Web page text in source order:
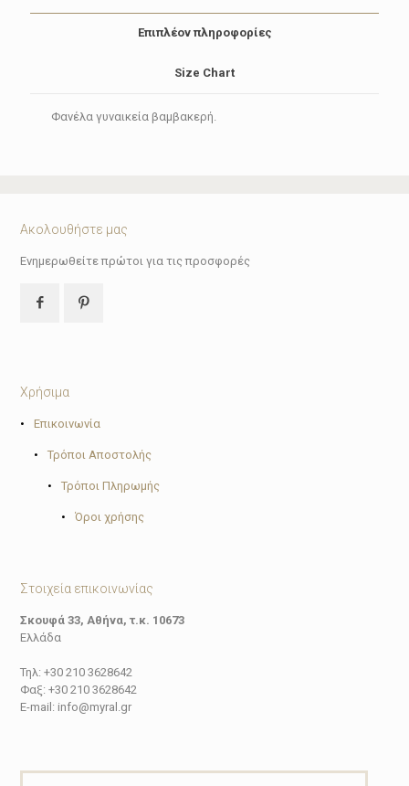
Επιπλέον πληροφορίες
Size Chart
Φανέλα γυναικεία βαμβακερή.
Ακολουθήστε μας
Ενημερωθείτε πρώτοι για τις προσφορές
Χρήσιμα
• Επικοινωνία
• Τρόποι Αποστολής
• Τρόποι Πληρωμής
• Όροι χρήσης
Στοιχεία επικοινωνίας
Σκουφά 33, Αθήνα, τ.κ. 10673
Ελλάδα
Τηλ: +30 210 3628642
Φαξ: +30 210 3628642
E-mail: info@myral.gr